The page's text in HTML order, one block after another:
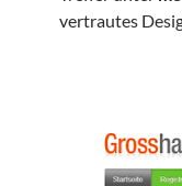
vertrautes